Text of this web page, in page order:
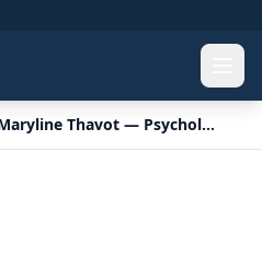
Maryline Thavot — Psychologue à Nevers